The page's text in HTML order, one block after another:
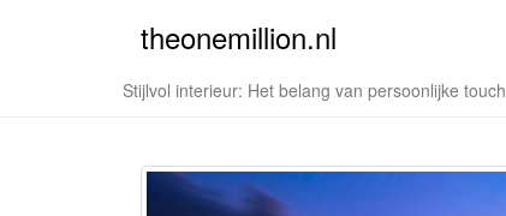
theonemillion.nl
Stijlvol interieur: Het belang van persoonlijke touch